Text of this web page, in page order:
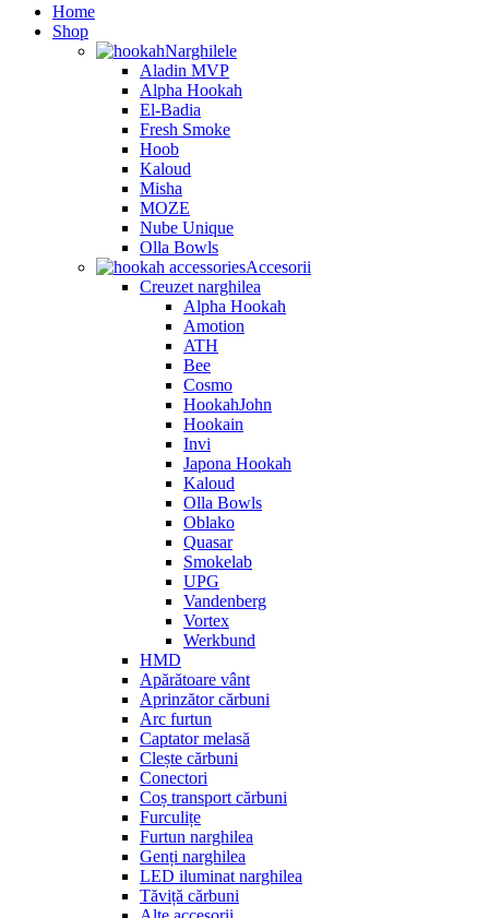
Home
Shop
Narghilele
Aladin MVP
Alpha Hookah
El-Badia
Fresh Smoke
Hoob
Kaloud
Misha
MOZE
Nube Unique
Olla Bowls
Accesorii
Creuzet narghilea
Alpha Hookah
Amotion
ATH
Bee
Cosmo
HookahJohn
Hookain
Invi
Japona Hookah
Kaloud
Olla Bowls
Oblako
Quasar
Smokelab
UPG
Vandenberg
Vortex
Werkbund
HMD
Apărătoare vânt
Aprinzător cărbuni
Arc furtun
Captator melasă
Clește cărbuni
Conectori
Coș transport cărbuni
Furculițe
Furtun narghilea
Genți narghilea
LED iluminat narghilea
Tăviță cărbuni